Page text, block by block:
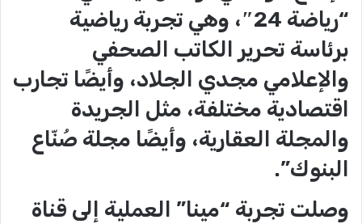
“رياضة 24″، وهي تجربة رياضية
برئاسة تحرير الكاتب الصحفي
والإعلامي مجدي الجلاد، وأيضًا تجارب
اقتصادية مختلفة، مثل الجريدة
والمجلة العقارية، وأيضًا مجلة صُنّاع
البنوك”.
وصلت تجربة “مينا” العملية إلى قناة